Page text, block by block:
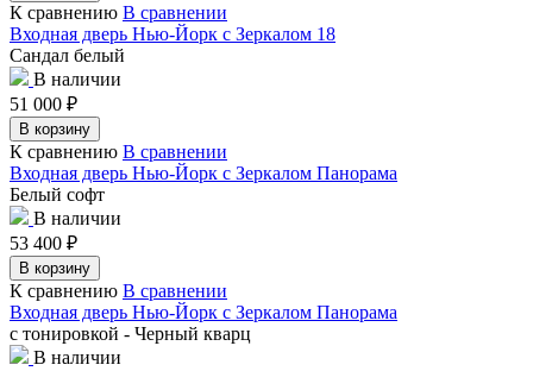
К сравнению В сравнении
Входная дверь Нью-Йорк с Зеркалом 18
Сандал белый
В наличии
51 000 ₽
В корзину
К сравнению В сравнении
Входная дверь Нью-Йорк с Зеркалом Панорама
Белый софт
В наличии
53 400 ₽
В корзину
К сравнению В сравнении
Входная дверь Нью-Йорк с Зеркалом Панорама
с тонировкой - Черный кварц
В наличии